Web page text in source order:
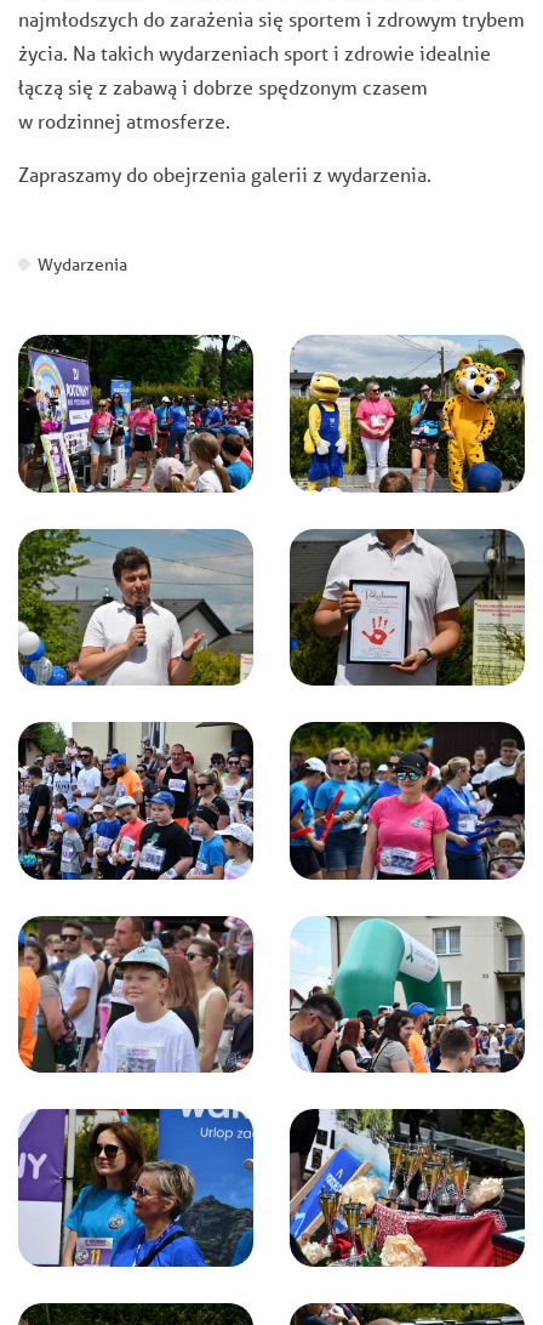
najmłodszych do zarażenia się sportem i zdrowym trybem
życia. Na takich wydarzeniach sport i zdrowie idealnie
łączą się z zabawą i dobrze spędzonym czasem
w rodzinnej atmosferze.
Zapraszamy do obejrzenia galerii z wydarzenia.
Wydarzenia